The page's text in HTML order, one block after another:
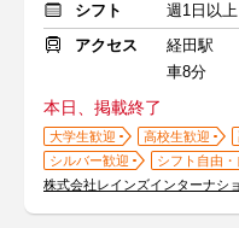
シフト
週1日以
アクセス
経田駅
車8分
本日、掲載終了
大学生歓迎 高校生歓迎
シルバー歓迎
シフト自由
株式会社レインズインターナシ